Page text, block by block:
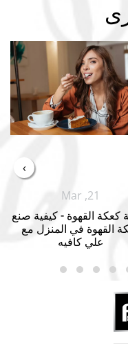
Mar ,21
كعكة القهوة - كيفية صنع
القهوة في المنزل مع
علي كافيه
›